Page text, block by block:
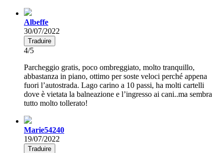
Albeffe
30/07/2022
Traduire
4/5
Parcheggio gratis, poco ombreggiato, molto tranquillo,
abbastanza in piano, ottimo per soste veloci perché appena
fuori l’autostrada. Lago carino a 10 passi, ha molti cartelli
dove è vietata la balneazione e l’ingresso ai cani..ma sembra
tutto molto tollerato!
Marie54240
19/07/2022
Traduire